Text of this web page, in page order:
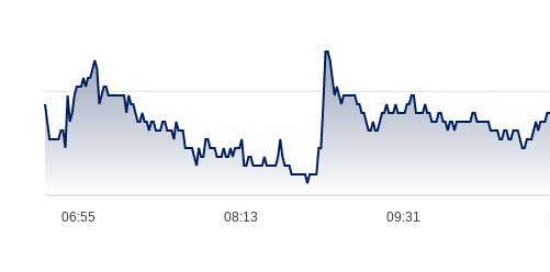
06:55 08:13 09:31